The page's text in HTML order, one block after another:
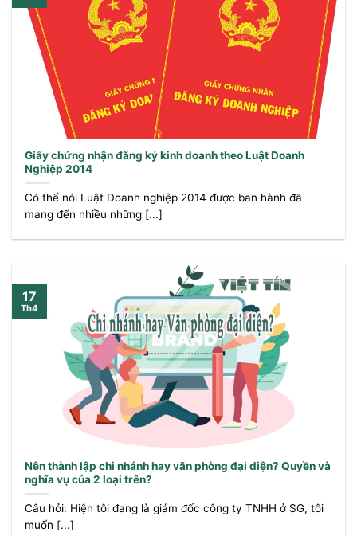
Giấy chứng nhận đăng ký kinh doanh theo Luật Doanh
Nghiệp 2014
Có thể nói Luật Doanh nghiệp 2014 được ban hành đã
mang đến nhiều những [...]
Nên thành lập chi nhánh hay văn phòng đại diện? Quyền và
nghĩa vụ của 2 loại trên?
Câu hỏi: Hiện tôi đang là giám đốc công ty TNHH ở SG, tôi
muốn [...]
17
Th4